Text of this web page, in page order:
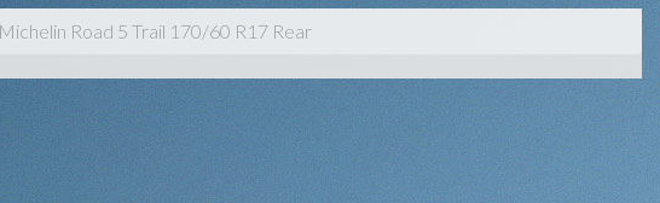
Road 5 Trail 170/60 R17 Rear